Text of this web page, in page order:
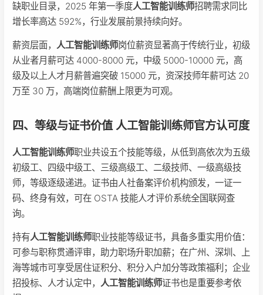
缺职业目录，2025 年第一季度人工智能训练师招聘需求同比
增长率高达 592%，行业发展前景持续向好。
薪资层面， 人工智能训练师岗位薪资显著高于传统行业，初级
从业者月薪可达 4000-8000 元，中级 5000-10000 元，高
级及以上人才月薪普遍突破 15000 元，资深技师年薪可达 20
万至 30 万，高端岗位薪酬上限更为可观。
四、等级与证书价值 人工智能训练师官方认可度
人工智能训练师职业共设五个技能等级，从低到高依次为五级
初级工、四级中级工、三级高级工、二级技师、一级高级技
师，等级逐级递进。证书由人社备案评价机构颁发，一证一
码、终身有效，可在 OSTA 技能人才评价系统全国联网查
询。
持有人工智能训练师职业技能等级证书，具备多重实用价值：
可参与职称贯通评审，助力职场升职加薪；在广州、深圳、上
海等城市可享受居住证积分、积分入户加分等政策福利；企业
招投标、人才认定中， 人工智能训练师证书也是重要参考依